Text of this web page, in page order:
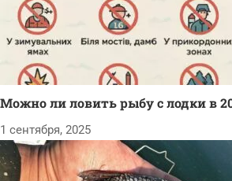
Можно ли ловить рыбу с лодки в
1 сентября, 2025